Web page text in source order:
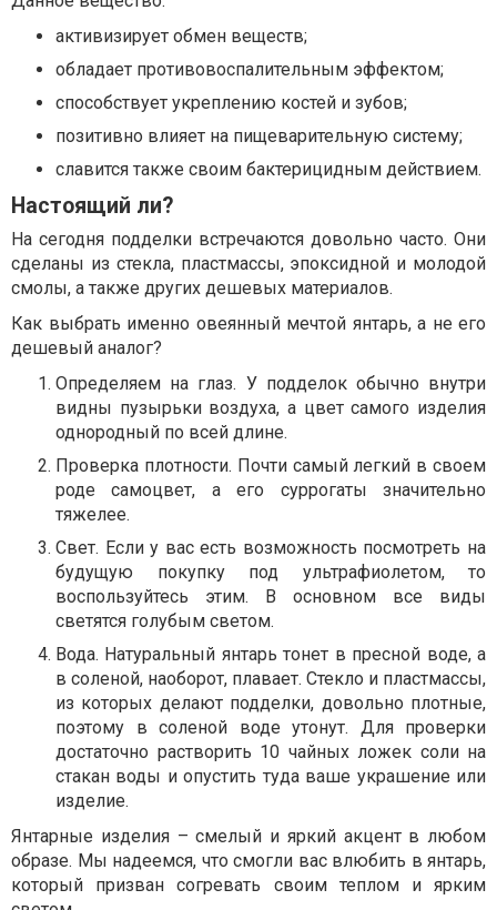
активизирует обмен веществ;
обладает противовоспалительным эффектом;
способствует укреплению костей и зубов;
позитивно влияет на пищеварительную систему;
славится также своим бактерицидным действием.
Настоящий ли?
На сегодня подделки встречаются довольно часто. Они
сделаны из стекла, пластмассы, эпоксидной и молодой
смолы, а также других дешевых материалов.
Как выбрать именно овеянный мечтой янтарь, а не его
дешевый аналог?
Определяем на глаз. У подделок обычно внутри
видны пузырьки воздуха, а цвет самого изделия
однородный по всей длине.
Проверка плотности. Почти самый легкий в своем
роде самоцвет, а его суррогаты значительно
тяжелее.
Свет. Если у вас есть возможность посмотреть на
будущую покупку под ультрафиолетом, то
воспользуйтесь этим. В основном все виды
светятся голубым светом.
Вода. Натуральный янтарь тонет в пресной воде, а
в соленой, наоборот, плавает. Стекло и пластмассы,
из которых делают подделки, довольно плотные,
поэтому в соленой воде утонут. Для проверки
достаточно растворить 10 чайных ложек соли на
стакан воды и опустить туда ваше украшение или
изделие.
Янтарные изделия – смелый и яркий акцент в любом
образе. Мы надеемся, что смогли вас влюбить в янтарь,
который призван согревать своим теплом и ярким